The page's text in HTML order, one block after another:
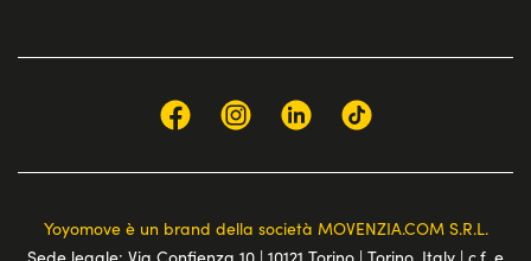
Yoyomove è un brand della società MOVENZIA.COM S.R.L.